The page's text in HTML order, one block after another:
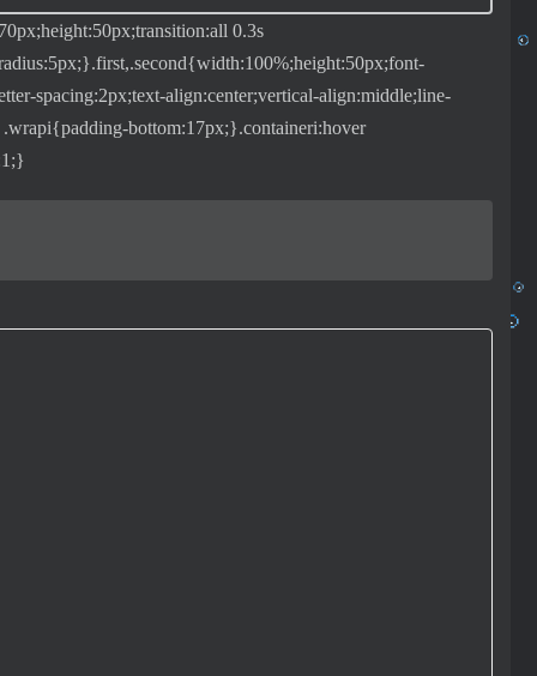
0.3s
spacing:2px;text-align:center;vertical-align:middle;line-
bottom:17px;}.containeri:hover